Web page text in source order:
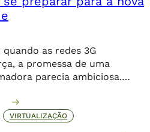
acima de 5%, superando
as redes 3G
a promessa de uma
parecia ambiciosa.
a novos patamares,
de vídeos, a popularização
do e-commerce. Agora,
VIRTUALIZAÇÃO